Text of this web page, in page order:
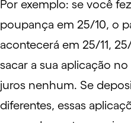
Por exemplo: se você
poupança em 25/10, o
acontecerá em 25/11,
sacar a sua aplicação
juros nenhum. Se
diferentes, essas